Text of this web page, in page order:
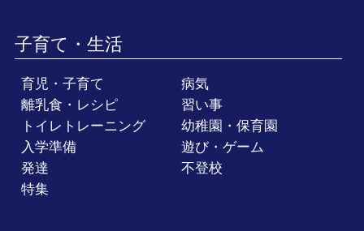
子育て・生活
育児・子育て
病気
離乳食・レシピ
習い事
トイレトレーニング
幼稚園・保育園
入学準備
遊び・ゲーム
発達
不登校
特集